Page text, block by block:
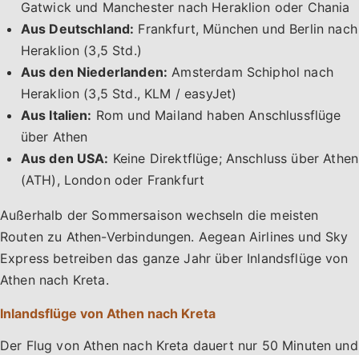
Gatwick und Manchester nach Heraklion oder Chania
Aus Deutschland: Frankfurt, München und Berlin nach
Heraklion (3,5 Std.)
Aus den Niederlanden: Amsterdam Schiphol nach
Heraklion (3,5 Std., KLM / easyJet)
Aus Italien: Rom und Mailand haben Anschlussflüge
über Athen
Aus den USA: Keine Direktflüge; Anschluss über Athen
(ATH), London oder Frankfurt
Außerhalb der Sommersaison wechseln die meisten
Routen zu Athen-Verbindungen. Aegean Airlines und Sky
Express betreiben das ganze Jahr über Inlandsflüge von
Athen nach Kreta.
Inlandsflüge von Athen nach Kreta
Der Flug von Athen nach Kreta dauert nur 50 Minuten und